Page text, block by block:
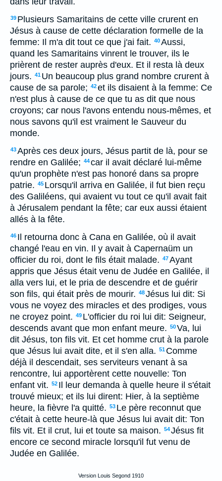
39 Plusieurs Samaritains de cette ville crurent en
Jésus à cause de cette déclaration formelle de la
femme: Il m'a dit tout ce que j'ai fait. 40Aussi,
quand les Samaritains vinrent le trouver, ils le
prièrent de rester auprès d'eux. Et il resta là deux
jours. 41 Un beaucoup plus grand nombre crurent à
cause de sa parole; 42et ils disaient à la femme: Ce
n'est plus à cause de ce que tu as dit que nous
croyons; car nous l'avons entendu nous-mêmes, et
nous savons qu'il est vraiment le Sauveur du
monde.
43Après ces deux jours, Jésus partit de là, pour se
rendre en Galilée; 44car il avait déclaré lui-même
qu'un prophète n'est pas honoré dans sa propre
patrie. 45 Lorsqu'il arriva en Galilée, il fut bien reçu
des Galiléens, qui avaient vu tout ce qu'il avait fait
à Jérusalem pendant la fête; car eux aussi étaient
allés à la fête.
46 Il retourna donc à Cana en Galilée, où il avait
changé l'eau en vin. Il y avait à Capernaüm un
officier du roi, dont le fils était malade. 47Ayant
appris que Jésus était venu de Judée en Galilée, il
alla vers lui, et le pria de descendre et de guérir
son fils, qui était près de mourir. 48Jésus lui dit: Si
vous ne voyez des miracles et des prodiges, vous
ne croyez point. 49 L'officier du roi lui dit: Seigneur,
descends avant que mon enfant meure. 50Va, lui
dit Jésus, ton fils vit. Et cet homme crut à la parole
que Jésus lui avait dite, et il s'en alla. 51 Comme
déjà il descendait, ses serviteurs venant à sa
rencontre, lui apportèrent cette nouvelle: Ton
enfant vit. 52 Il leur demanda à quelle heure il s'était
trouvé mieux; et ils lui dirent: Hier, à la septième
heure, la fièvre l'a quitté. 53 Le père reconnut que
c'était à cette heure-là que Jésus lui avait dit: Ton
fils vit. Et il crut, lui et toute sa maison. 54Jésus fit
encore ce second miracle lorsqu'il fut venu de
Judée en Galilée.
Version Louis Segond 1910